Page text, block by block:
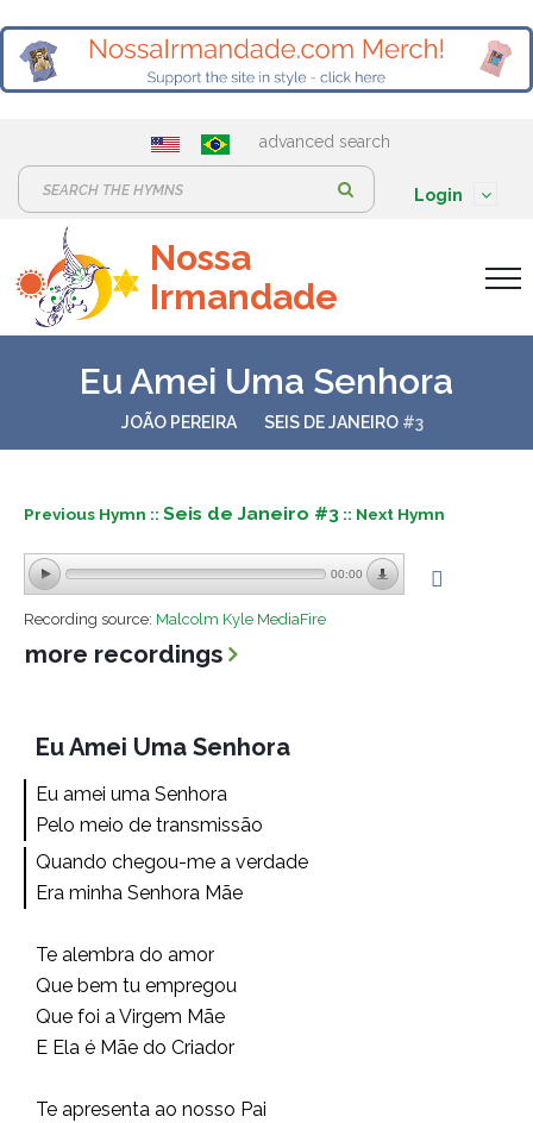
advanced search
e
a
r
:
Login
Nossa
Irmandade
Eu Amei Uma Senhora
JOÃO PEREIRA SEIS DE JANEIRO #3
Previous Hymn :: Seis de Janeiro #3 :: Next Hymn
00:00
Recording source: Malcolm Kyle MediaFire
more recordings
Eu Amei Uma Senhora
Eu amei uma Senhora
Pelo meio de transmissão
Quando chegou-me a verdade
Era minha Senhora Mãe
Te alembra do amor
Que bem tu empregou
Que foi a Virgem Mãe
E Ela é Mãe do Criador
Te apresenta ao nosso Pai